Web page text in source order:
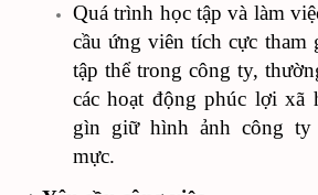
Quá trình học tập và làm
cầu ứng viên tích cực tham
tập thể trong công ty,
các hoạt động phúc lợi xã
gìn giữ hình ảnh công ty
mực.